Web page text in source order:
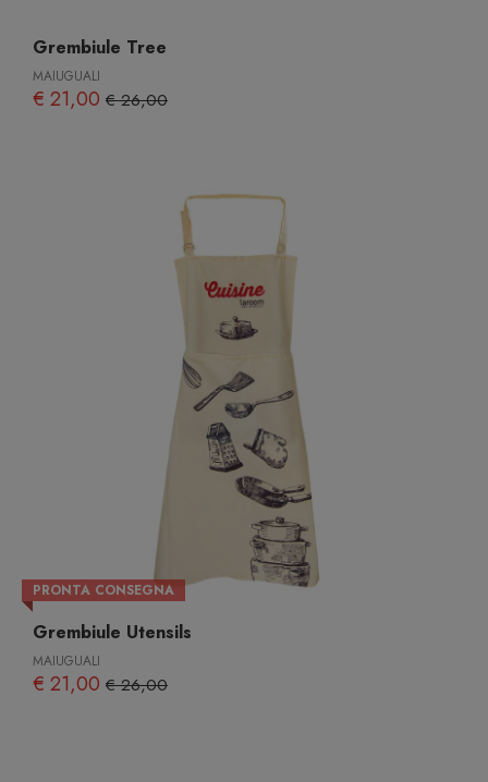
Grembiule Tree
MAIUGUALI
€ 21,00 € 26,00
PRONTA CONSEGNA
Grembiule Utensils
MAIUGUALI
€ 21,00 € 26,00